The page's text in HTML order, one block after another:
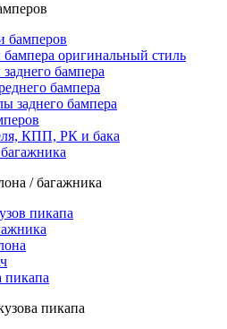
бамперов
оригинальный стиль
бампера
бампера
заднего бампера
КПП, РК и бака
/ багажника
пикапа
пикапа